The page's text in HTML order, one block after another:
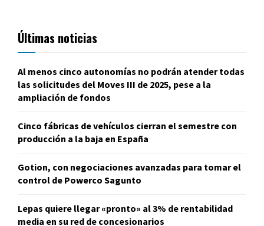
Últimas noticias
Al menos cinco autonomías no podrán atender todas
las solicitudes del Moves III de 2025, pese a la
ampliación de fondos
Cinco fábricas de vehículos cierran el semestre con
producción a la baja en España
Gotion, con negociaciones avanzadas para tomar el
control de Powerco Sagunto
Lepas quiere llegar «pronto» al 3% de rentabilidad
media en su red de concesionarios